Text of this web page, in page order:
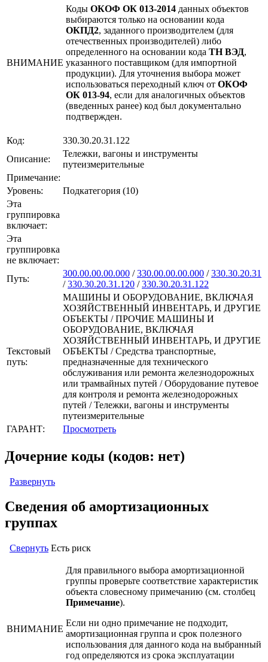
ВНИМАНИЕ
Коды ОКОФ ОК 013-2014 данных объектов
выбираются только на основании кода
ОКПД2, заданного производителем (для
отечественных производителей) либо
определенного на основании кода ТН ВЭД,
указанного поставщиком (для импортной
продукции). Для уточнения выбора может
использоваться переходный ключ от ОКОФ
ОК 013-94, если для аналогичных объектов
(введенных ранее) код был документально
подтвержден.
Код:
330.30.20.31.122
Описание:
Тележки, вагоны и инструменты
путеизмерительные
Примечание:
Уровень:
Подкатегория (10)
Эта
группировка
включает:
Эта
группировка
не включает:
Путь:
300.00.00.00.000 /330.00.00.00.000 /330.30.20.31
/330.30.20.31.120 /330.30.20.31.122
Текстовый
путь:
МАШИНЫ И ОБОРУДОВАНИЕ, ВКЛЮЧАЯ
ХОЗЯЙСТВЕННЫЙ ИНВЕНТАРЬ, И ДРУГИЕ
ОБЪЕКТЫ / ПРОЧИЕ МАШИНЫ И
ОБОРУДОВАНИЕ, ВКЛЮЧАЯ
ХОЗЯЙСТВЕННЫЙ ИНВЕНТАРЬ, И ДРУГИЕ
ОБЪЕКТЫ / Средства транспортные,
предназначенные для технического
обслуживания или ремонта железнодорожных
или трамвайных путей / Оборудование путевое
для контроля и ремонта железнодорожных
путей / Тележки, вагоны и инструменты
путеизмерительные
ГАРАНТ:
Просмотреть
Дочерние коды (кодов: нет)
Развернуть
Сведения об амортизационных
группах
Свернуть Есть риск
ВНИМАНИЕ
Для правильного выбора амортизационной
группы проверьте соответствие характеристик
объекта словесному примечанию (см. столбец
Примечание).
Если ни одно примечание не подходит,
амортизационная группа и срок полезного
использования для данного кода на выбранный
год определяются из срока эксплуатации